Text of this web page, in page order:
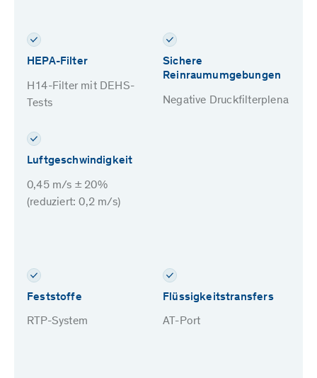
HEPA-Filter
H14-Filter mit DEHS-
Tests
Sichere
Reinraumumgebungen
Negative Druckfilterplena
Luftgeschwindigkeit
0,45 m/s ± 20%
(reduziert: 0,2 m/s)
Feststoffe
RTP-System
Flüssigkeitstransfers
AT-Port